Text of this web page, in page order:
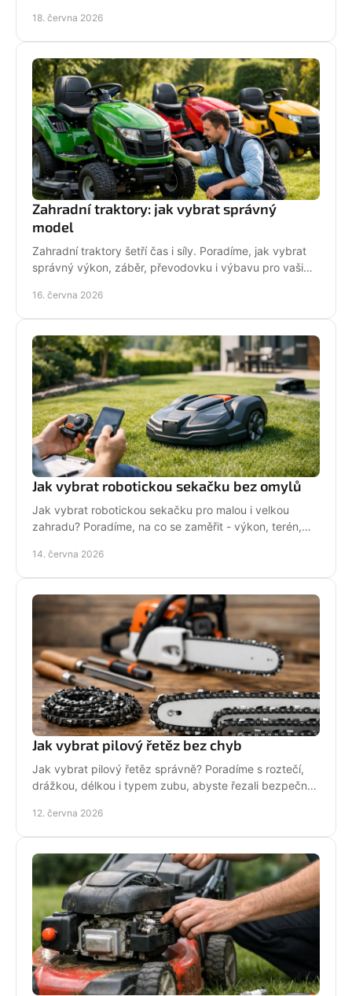
18. června 2026
Zahradní traktory: jak vybrat správný
model
Zahradní traktory šetří čas i síly. Poradíme, jak vybrat
správný výkon, záběr, převodovku i výbavu pro vaši
16. června 2026
Jak vybrat robotickou sekačku bez omylů
Jak vybrat robotickou sekačku pro malou i velkou
zahradu? Poradíme, na co se zaměřit - výkon, terén,
14. června 2026
Jak vybrat pilový řetěz bez chyb
Jak vybrat pilový řetěz správně? Poradíme s roztečí,
drážkou, délkou i typem zubu, abyste řezali bezpečně,
12. června 2026